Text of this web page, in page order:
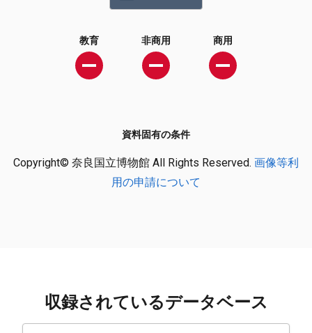
教育 非商用 商用
資料固有の条件
Copyright© 奈良国立博物館 All Rights Reserved. 画像等利
用の申請について
収録されているデータベース